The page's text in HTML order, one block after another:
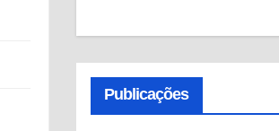
Publicações